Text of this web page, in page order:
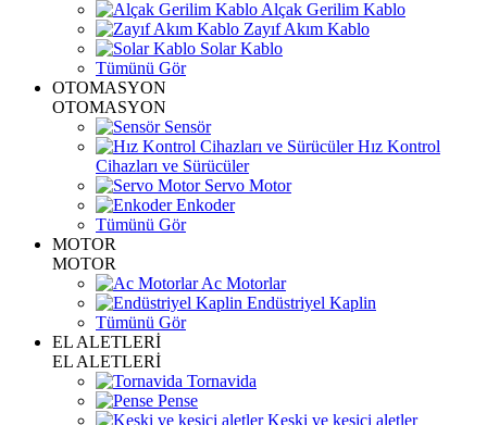
Alçak Gerilim Kablo
Zayıf Akım Kablo
Solar Kablo
Tümünü Gör
OTOMASYON
OTOMASYON
Sensör
Hız Kontrol
Cihazları ve Sürücüler
Servo Motor
Enkoder
Tümünü Gör
MOTOR
MOTOR
Ac Motorlar
Endüstriyel Kaplin
Tümünü Gör
EL ALETLERİ
EL ALETLERİ
Tornavida
Pense
Keski ve kesici aletler